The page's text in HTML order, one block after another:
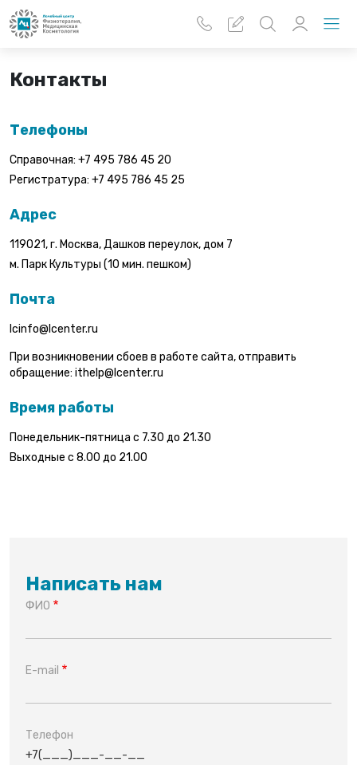
Перейти к основному содержанию
Контакты
Телефоны
Справочная: +7 495 786 45 20
Регистратура: +7 495 786 45 25
Адрес
119021, г. Москва, Дашков переулок, дом 7
м. Парк Культуры (10 мин. пешком)
Почта
lcinfo@lcenter.ru
При возникновении сбоев в работе сайта, отправить
обращение: ithelp@lcenter.ru
Время работы
Понедельник-пятница с 7.30 до 21.30
Выходные с 8.00 до 21.00
Написать нам
ФИО
E-mail
Телефон